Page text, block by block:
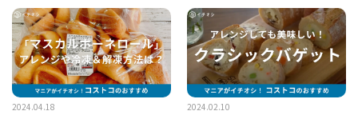
2024.04.18 2024.02.10